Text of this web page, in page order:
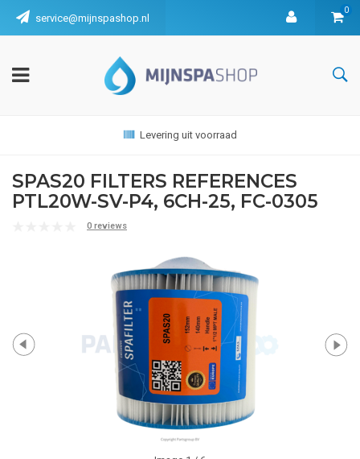
service@mijnspashop.nl
0
Levering uit voorraad
SPAS20 FILTERS REFERENCES
PTL20W-SV-P4, 6CH-25, FC-0305
0 reviews